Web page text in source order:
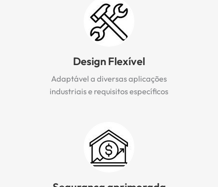
Design Flexível
Adaptável a diversas aplicações
industriais e requisitos específicos